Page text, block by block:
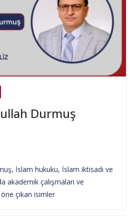
Durmuş
İslam hukuku, İslam iktisadı ve
akademik çalışmaları ve
çıkan isimler